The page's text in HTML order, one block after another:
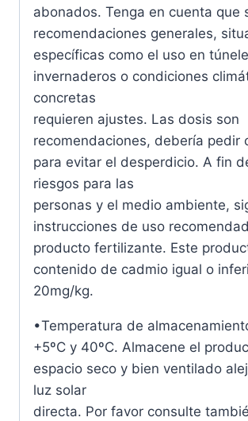
abonados. Tenga en cuenta que
recomendaciones generales,
específicas como el uso en
invernaderos o condiciones
concretas
requieren ajustes. Las dosis son
recomendaciones, debería pedir
para evitar el desperdicio. A fin
riesgos para las
personas y el medio ambiente,
instrucciones de uso
producto fertilizante. Este
contenido de cadmio igual o
20mg/kg.
•Temperatura de
+5ºC y 40ºC. Almacene el
espacio seco y bien ventilado
luz solar
directa. Por favor consulte